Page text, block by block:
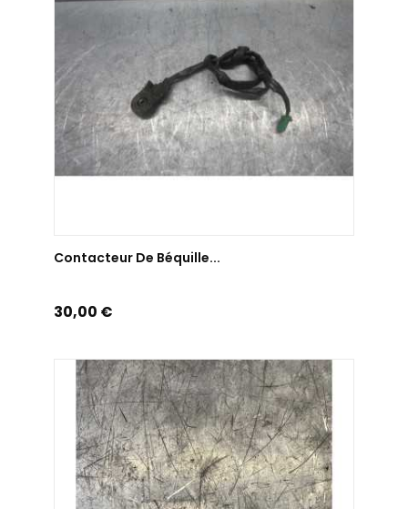
Contacteur De Béquille...
Prix
30,00 €